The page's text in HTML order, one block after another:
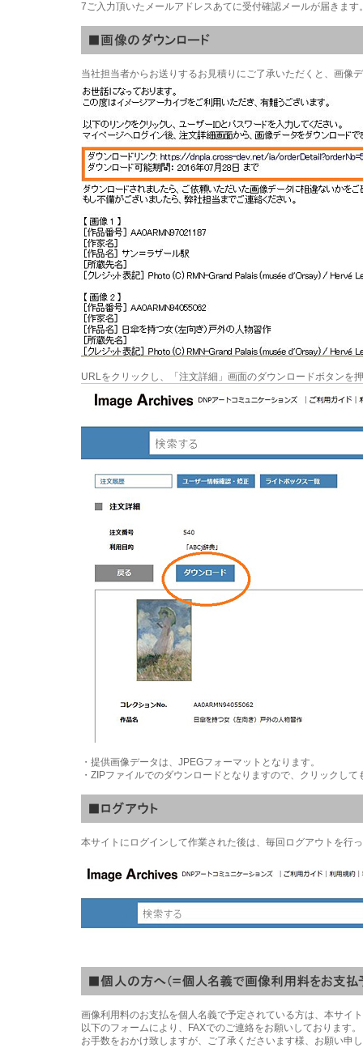
7ご入力頂いたメールアドレスあてに受付確認メールが届きま
当社担当者からお送りするお見積りにご了承いただくと、画像
URLをクリックし、「注文詳細」画面のダウンロードボタンを
・提供画像データは、JPEGフォーマットとなります。
・ZIPファイルでのダウンロードとなりますので、クリックし
本サイトにログインして作業された後は、毎回ログアウトを行
画像利用料のお支払を個人名義で予定されている方は、本サイ
以下のフォームにより、FAXでのご連絡をお願いしております。
お手数をおかけ致しますが、ご了承くださいます様、お願い申